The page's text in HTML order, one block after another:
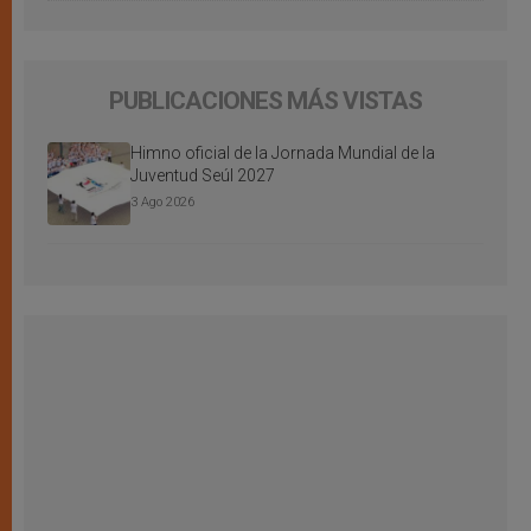
PUBLICACIONES MÁS VISTAS
Himno oficial de la Jornada Mundial de la
Juventud Seúl 2027
3 Ago 2026